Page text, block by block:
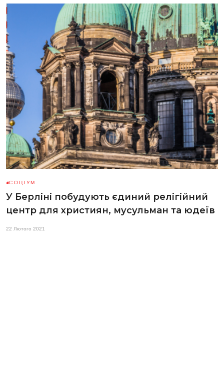
СОЦІУМ
У Берліні побудують єдиний релігійний
центр для християн, мусульман та юдеїв
22 Лютого 2021